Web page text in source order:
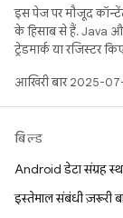
इस पेज पर मौजूद
के हिसाब से हैं. Java
ट्रेडमार्क या रजिस्टर
आखिरी बार 2025-
बिल्ड
Android डेटा संग्रह
इस्तेमाल संबंधी ज़रूरी